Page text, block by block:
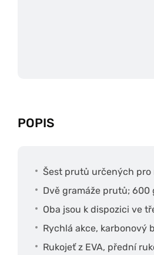
POPIS
Šest prutů určených pro
Dvě gramáže prutů; 600
Oba jsou k dispozici ve
Rychlá akce, karbonový
Rukojeť z EVA, přední